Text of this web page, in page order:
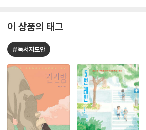
이 상품의 태그
#독서지도안